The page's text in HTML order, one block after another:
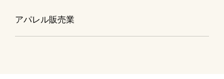
アパレル販売業